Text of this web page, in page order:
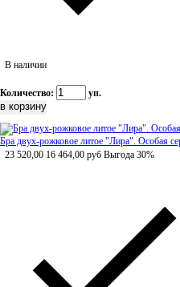
В наличии
Количество: уп.
Бра двух-рожковое литое "Лира". Особая
23 520,00 16 464,00 руб Выгода 30%